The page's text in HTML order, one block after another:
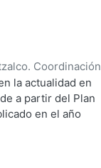
Coordinación
;Díaz
la actualidad en
a partir del Plan
en el año